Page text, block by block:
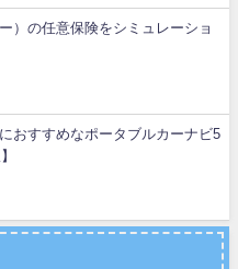
）の任意保険をシミュレーショ
おすすめなポータブルカーナビ5